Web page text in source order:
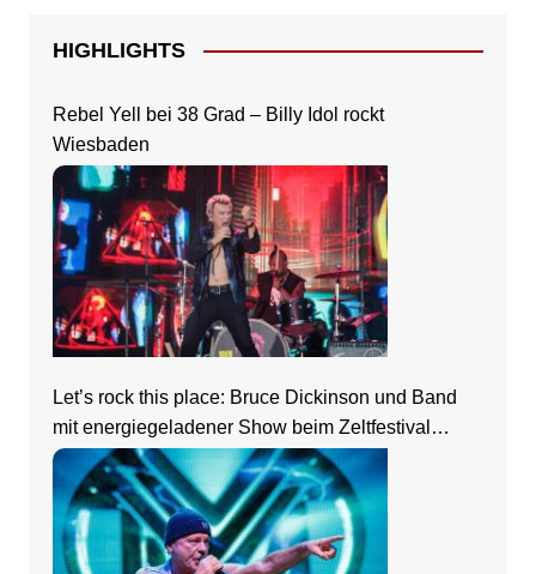
HIGHLIGHTS
Rebel Yell bei 38 Grad – Billy Idol rockt
Wiesbaden
Let’s rock this place: Bruce Dickinson und Band
mit energiegeladener Show beim Zeltfestival
Rhein-Neckar